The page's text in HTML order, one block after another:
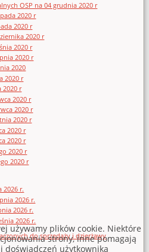
OSP na 04 grudnia 2020 r
2020 r
2020 r
2020 r
2020 r
2020 r
2020
2020 r
2020 r
2020 r
2020 r
2020 r
2020 r
2020 r
2020 r
2020 r
2026 r.
2026 r.
2026 r.
2026 r.
do sprzedaży i dzierżawy
używamy plików cookie. Niektóre
strony, inne pomagają
użytkownika